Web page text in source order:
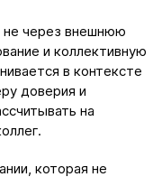
не через внешнюю
и коллективную
в контексте
доверия и
на
которая не